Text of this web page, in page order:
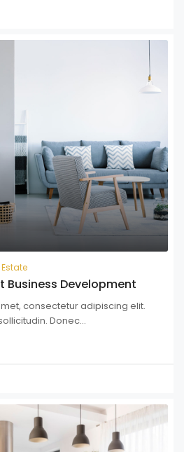
Business Development
consectetur adipiscing elit.
Donec...